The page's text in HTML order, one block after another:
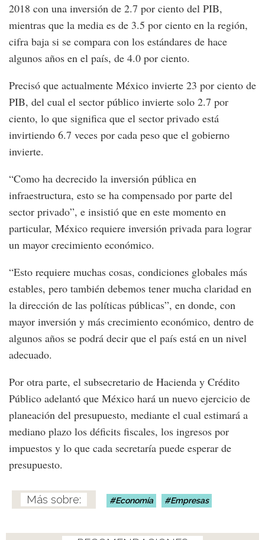
2018 con una inversión de 2.7 por ciento del PIB,
mientras que la media es de 3.5 por ciento en la región,
cifra baja si se compara con los estándares de hace
algunos años en el país, de 4.0 por ciento.
Precisó que actualmente México invierte 23 por ciento de
PIB, del cual el sector público invierte solo 2.7 por
ciento, lo que significa que el sector privado está
invirtiendo 6.7 veces por cada peso que el gobierno
invierte.
“Como ha decrecido la inversión pública en
infraestructura, esto se ha compensado por parte del
sector privado”, e insistió que en este momento en
particular, México requiere inversión privada para lograr
un mayor crecimiento económico.
“Esto requiere muchas cosas, condiciones globales más
estables, pero también debemos tener mucha claridad en
la dirección de las políticas públicas”, en donde, con
mayor inversión y más crecimiento económico, dentro de
algunos años se podrá decir que el país está en un nivel
adecuado.
Por otra parte, el subsecretario de Hacienda y Crédito
Público adelantó que México hará un nuevo ejercicio de
planeación del presupuesto, mediante el cual estimará a
mediano plazo los déficits fiscales, los ingresos por
impuestos y lo que cada secretaría puede esperar de
presupuesto.
Economía Empresas